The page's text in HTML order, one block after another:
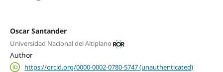
Oscar Santander
Universidad Nacional del Altiplano
Author
https://orcid.org/0000-0002-0780-5747 (unauthenticated)